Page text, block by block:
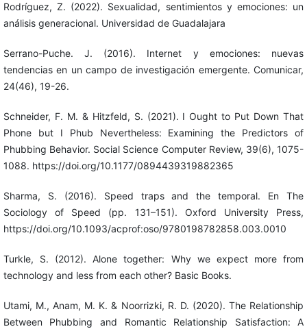
Rodríguez, Z. (2022). Sexualidad, sentimientos y emociones: un
análisis generacional. Universidad de Guadalajara
Serrano-Puche. J. (2016). Internet y emociones: nuevas
tendencias en un campo de investigación emergente. Comunicar,
24(46), 19-26.
Schneider, F. M. & Hitzfeld, S. (2021). I Ought to Put Down That
Phone but I Phub Nevertheless: Examining the Predictors of
Phubbing Behavior. Social Science Computer Review, 39(6), 1075-
1088. https://doi.org/10.1177/0894439319882365
Sharma, S. (2016). Speed traps and the temporal. En The
Sociology of Speed (pp. 131–151). Oxford University Press,
https://doi.org/10.1093/acprof:oso/9780198782858.003.0010
Turkle, S. (2012). Alone together: Why we expect more from
technology and less from each other? Basic Books.
Utami, M., Anam, M. K. & Noorrizki, R. D. (2020). The Relationship
Between Phubbing and Romantic Relationship Satisfaction: A